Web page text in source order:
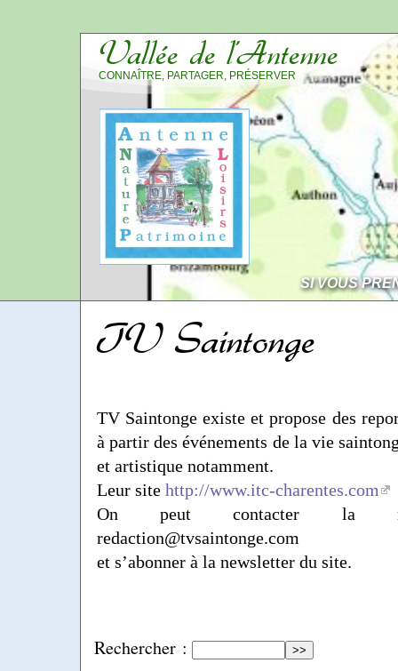
Vallée de l’Antenne
CONNAÎTRE, PARTAGER, PRÉSERVER
SI VOUS
Rechercher :
TV Saintonge
TV Saintonge existe et propose des
à partir des événements de la vie
et artistique notamment.
Leur site http://www.itc-charentes.com
On peut contacter la
redaction@tvsaintonge.com
et s’abonner à la newsletter du site.